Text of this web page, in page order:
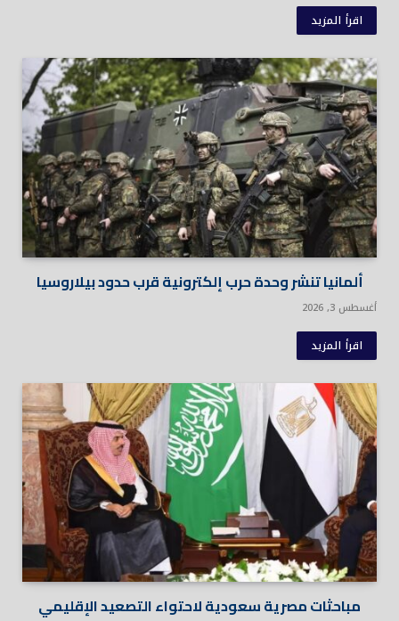
اقرأ المزيد
ألمانيا تنشر وحدة حرب إلكترونية قرب حدود بيلاروسيا
أغسطس 3, 2026
اقرأ المزيد
مباحثات مصرية سعودية لاحتواء التصعيد الإقليمي